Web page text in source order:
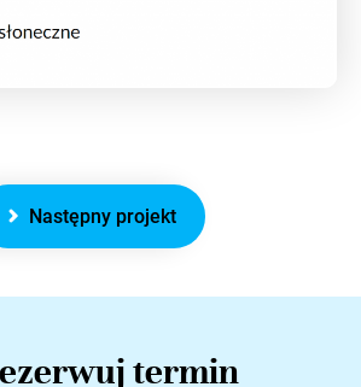
Następny projekt
termin